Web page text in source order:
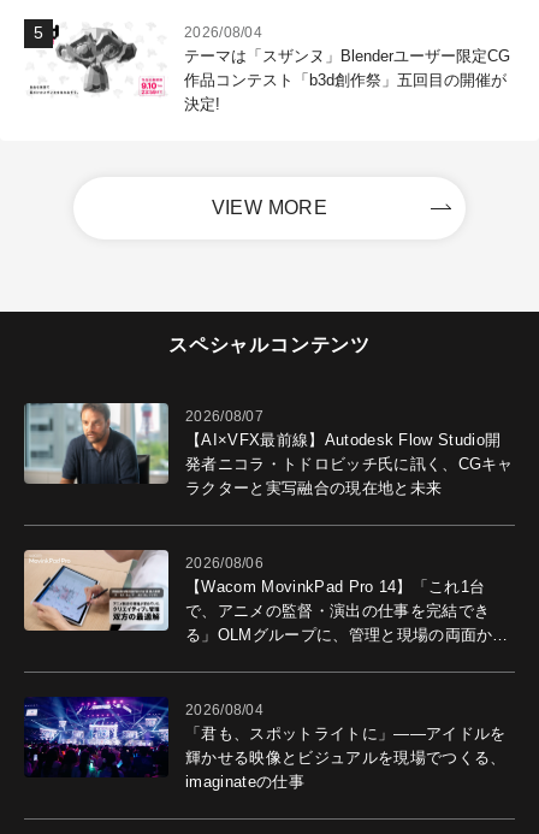
2026/08/04
テーマは「スザンヌ」Blenderユーザー限定CG
作品コンテスト「b3d創作祭」五回目の開催が
決定!
VIEW MORE
スペシャルコンテンツ
2026/08/07
【AI×VFX最前線】Autodesk Flow Studio開
発者ニコラ・トドロビッチ氏に訊く、CGキャ
ラクターと実写融合の現在地と未来
2026/08/06
【Wacom MovinkPad Pro 14】「これ1台
で、アニメの監督・演出の仕事を完結でき
る」OLMグループに、管理と現場の両面から
2026/08/04
「君も、スポットライトに」――アイドルを
輝かせる映像とビジュアルを現場でつくる、
imaginateの仕事